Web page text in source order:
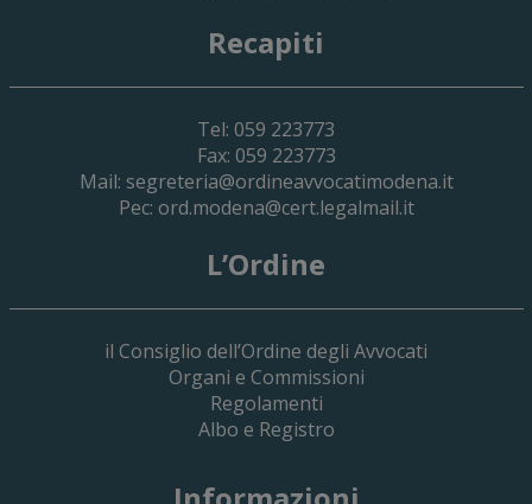
19 Giugno 2026
Recapiti
Tel: 059 223773
Fax: 059 223773
Mail: segreteria@ordineavvocatimodena.it
Pec: ord.modena@cert.legalmail.it
L’Ordine
il Consiglio dell’Ordine degli Avvocati
Organi e Commissioni
Regolamenti
Albo e Registro